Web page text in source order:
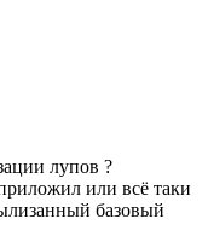
лупов ?
или всё таки
базовый